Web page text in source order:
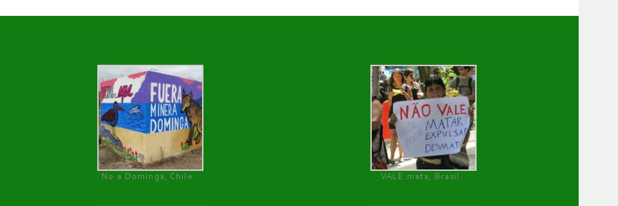
No a Dominga, Chile
VALE mata, Brasil